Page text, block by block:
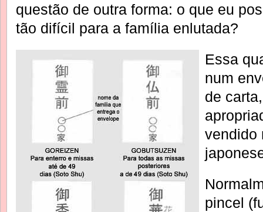
questão de outra forma: o que eu
tão difícil para a família enlutada?
Essa
num
de
vendido
pincel